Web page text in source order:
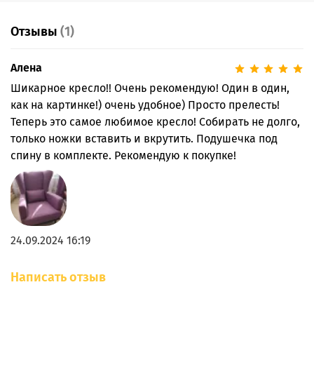
Отзывы (1)
Алена
Шикарное кресло!! Очень рекомендую! Один в один,
как на картинке!) очень удобное) Просто прелесть!
Теперь это самое любимое кресло! Собирать не долго,
только ножки вставить и вкрутить. Подушечка под
спину в комплекте. Рекомендую к покупке!
24.09.2024 16:19
Написать отзыв